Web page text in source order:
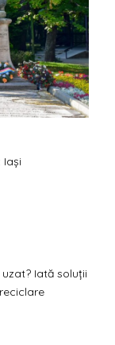
Iași
Iată soluții